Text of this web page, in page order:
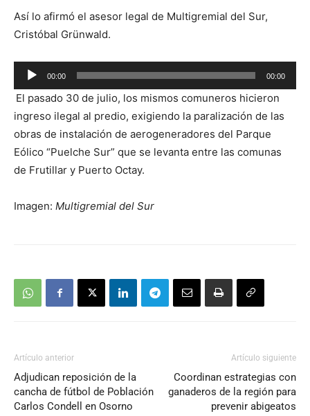
Así lo afirmó el asesor legal de Multigremial del Sur,
Cristóbal Grünwald.
Reproductor
de
audio
00:00 00:00
El pasado 30 de julio, los mismos comuneros hicieron
ingreso ilegal al predio, exigiendo la paralización de las
obras de instalación de aerogeneradores del Parque
Eólico “Puelche Sur” que se levanta entre las comunas
de Frutillar y Puerto Octay.
Imagen: Multigremial del Sur
Artículo anterior
Adjudican reposición de la
cancha de fútbol de Población
Carlos Condell en Osorno
Artículo siguiente
Coordinan estrategias con
ganaderos de la región para
prevenir abigeatos